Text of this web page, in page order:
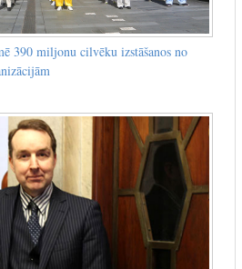
390 miljonu cilvēku izstāšanos no